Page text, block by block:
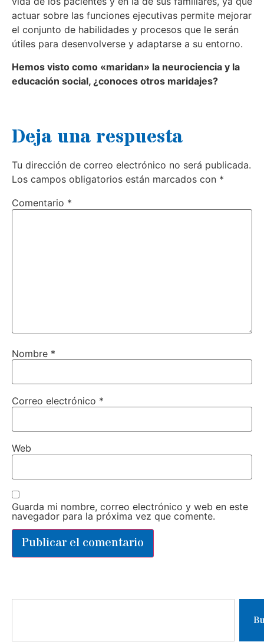
actuar sobre las funciones ejecutivas permite mejorar
el conjunto de habilidades y procesos que le serán
útiles para desenvolverse y adaptarse a su entorno.
Hemos visto como «maridan» la neurociencia y la
educación social, ¿conoces otros maridajes?
Deja una respuesta
Tu dirección de correo electrónico no será publicada.
Los campos obligatorios están marcados con *
Comentario *
Nombre *
Correo electrónico *
Web
Guarda mi nombre, correo electrónico y web en este
navegador para la próxima vez que comente.